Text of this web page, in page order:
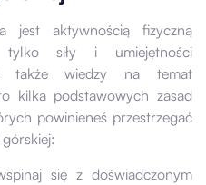
jest aktywnością fizyczną
tylko siły i umiejętności
także wiedzy na temat
kilka podstawowych zasad
powinieneś przestrzegać
się z doświadczonym